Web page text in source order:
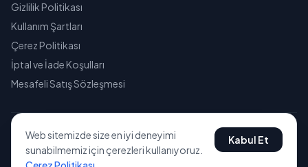
Gizlilik Politikası
Kullanım Şartları
Çerez Politikası
İptal ve İade Koşulları
Mesafeli Satış Sözleşmesi
© 2026 TEPESEO. Tüm hakları saklıdır.
Web sitemizde size en iyi deneyimi
sunabilmemiz için çerezleri kullanıyoruz.
Kabul Et